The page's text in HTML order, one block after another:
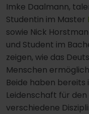
Imke Daalmann,
Studentin im Master
sowie Nick
und Student im
zeigen, wie das
Menschen
Beide haben bereits
Leidenschaft für
verschiedene